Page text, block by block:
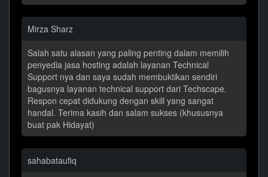
Mirza Sharz
Salah satu alasan yang paling penting dalam memilih
penyedia jasa hosting adalah layanan Technical
Support nya dan saya sudah membuktikan sendiri
bagusnya layanan technical support dari Techscape.
Respon cepat didukung dengan skill yang sangat
handal. Terima kasih dan salam sukses (khususnya
buat pak Hidayat)
sahabataufiq